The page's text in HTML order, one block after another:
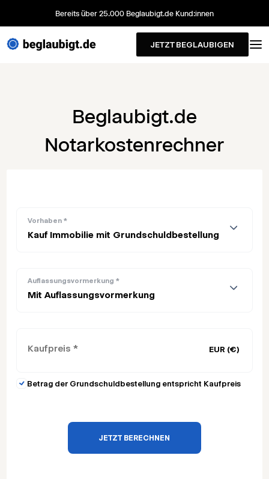
Bereits über 25.000 Beglaubigt.de Kund:innen
JETZT BEGLAUBIGEN
Beglaubigt.de
Notarkostenrechner
Vorhaben*
Kauf Immobilie mit Grundschuldbestellung
Auflassungsvormerkung *
Mit Auflassungsvormerkung
EUR (€)
Betrag der Grundschuldbestellung entspricht Kaufpreis
JETZT BERECHNEN